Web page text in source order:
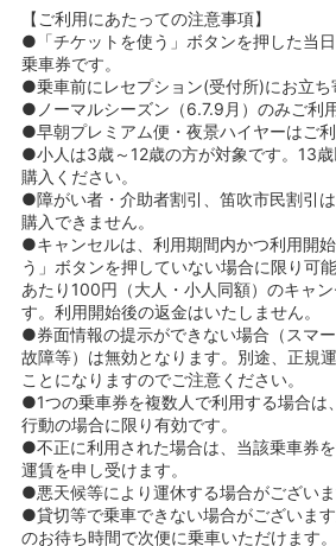
【ご利用にあたっての注意事項】
●「チケットを使う」ボタンを押した当
乗車券です。
●乗車前にレセプション(受付所)にお立ち
●ノーマルシーズン（6.7.9月）のみご利
●早朝プレミアム便・夜景ハイヤーはご利
●小人は3歳～12歳の方が対象です。13
購入ください。
●障がい者・介助者割引、笛吹市民割引
購入できません。
●キャンセルは、利用期間内かつ利用開
う」ボタンを押していない場合に限り可
あたり100円（大人・小人同額）のキャ
す。利用開始後の返金はいたしません。
●券面情報の提示ができない場合（スマー
故障等）は無効となります。別途、正規
ことになりますのでご注意ください。
●1つの乗車券を複数人で利用する場合は
行動の場合に限り有効です。
●不正に利用された場合は、当該乗車券
運賃を申し受けます。
●悪天候等により運休する場合がございま
●貸切等で乗車できない場合がございま
のお待ち時間で次便に乗車いただけます。